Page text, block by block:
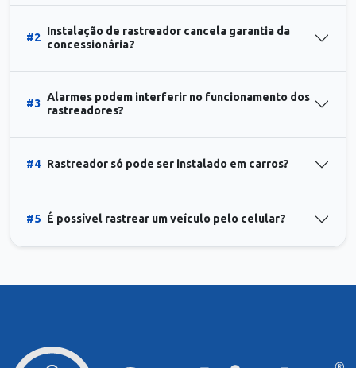
#2
Instalação de rastreador cancela garantia da
concessionária?
#3
Alarmes podem interferir no funcionamento dos
rastreadores?
#4 Rastreador só pode ser instalado em carros?
#5 É possível rastrear um veículo pelo celular?